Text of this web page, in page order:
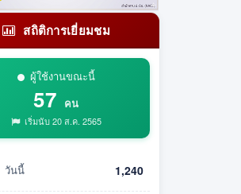
สถิติการเยี่ยมชม
ผู้ใช้งานขณะนี้
57 คน
เริ่มนับ 20 ส.ค. 2565
วันนี้ 1,240